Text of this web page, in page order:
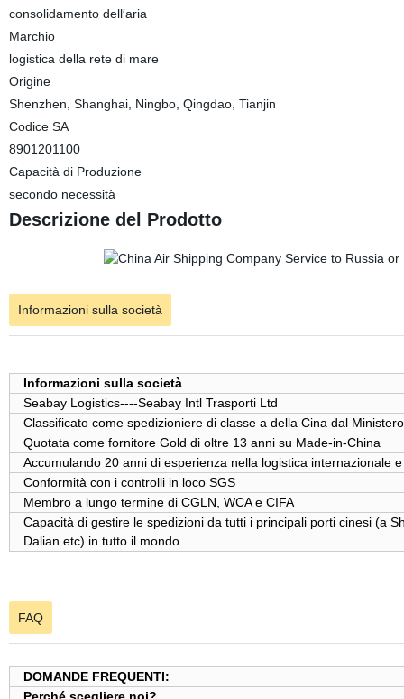
consolidamento dell′aria
Marchio
logistica della rete di mare
Origine
Shenzhen, Shanghai, Ningbo, Qingdao, Tianjin
Codice SA
8901201100
Capacità di Produzione
secondo necessità
Descrizione del Prodotto
Informazioni sulla società
Informazioni sulla società
Seabay Logistics----Seabay Intl Trasporti Ltd
Classificato come spedizioniere di classe a della Cina dal
Quotata come fornitore Gold di oltre 13 anni su Made-in-China
Accumulando 20 anni di esperienza nella logistica internazionale
Conformità con i controlli in loco SGS
Membro a lungo termine di CGLN, WCA e CIFA
Capacità di gestire le spedizioni da tutti i principali porti cinesi (a
Dalian.etc) in tutto il mondo.
FAQ
DOMANDE FREQUENTI: